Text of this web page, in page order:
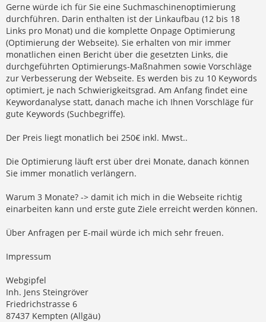
Gerne würde ich für Sie eine Suchmaschinenoptimierung
durchführen. Darin enthalten ist der Linkaufbau (12 bis 18
Links pro Monat) und die komplette Onpage Optimierung
(Optimierung der Webseite). Sie erhalten von mir immer
monatlichen einen Bericht über die gesetzten Links, die
durchgeführten Optimierungs-Maßnahmen sowie Vorschläge
zur Verbesserung der Webseite. Es werden bis zu 10 Keywords
optimiert, je nach Schwierigkeitsgrad. Am Anfang findet eine
Keywordanalyse statt, danach mache ich Ihnen Vorschläge für
gute Keywords (Suchbegriffe).
Der Preis liegt monatlich bei 250€ inkl. Mwst..
Die Optimierung läuft erst über drei Monate, danach können
Sie immer monatlich verlängern.
Warum 3 Monate? -> damit ich mich in die Webseite richtig
einarbeiten kann und erste gute Ziele erreicht werden können.
Über Anfragen per E-mail würde ich mich sehr freuen.
Impressum
Webgipfel
Inh. Jens Steingröver
Friedrichstrasse 6
87437 Kempten (Allgäu)